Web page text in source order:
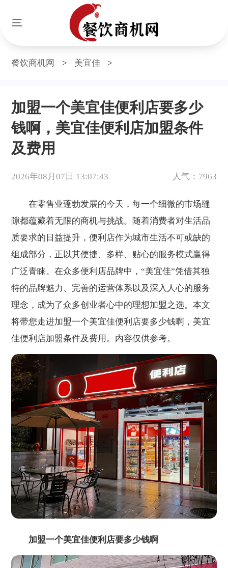
餐饮商机网 > 美宜佳 >
加盟一个美宜佳便利店要多少
钱啊，美宜佳便利店加盟条件
及费用
2026年08月07日 13:07:43 人气：7963
在零售业蓬勃发展的今天，每一个细微的市场缝
隙都蕴藏着无限的商机与挑战。随着消费者对生活品
质要求的日益提升，便利店作为城市生活不可或缺的
组成部分，正以其便捷、多样、贴心的服务模式赢得
广泛青睐。在众多便利店品牌中，“美宜佳”凭借其独
特的品牌魅力、完善的运营体系以及深入人心的服务
理念，成为了众多创业者心中的理想加盟之选。本文
将带您走进加盟一个美宜佳便利店要多少钱啊，美宜
佳便利店加盟条件及费用。内容仅供参考。
加盟一个美宜佳便利店要多少钱啊